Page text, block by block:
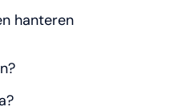
hanteren